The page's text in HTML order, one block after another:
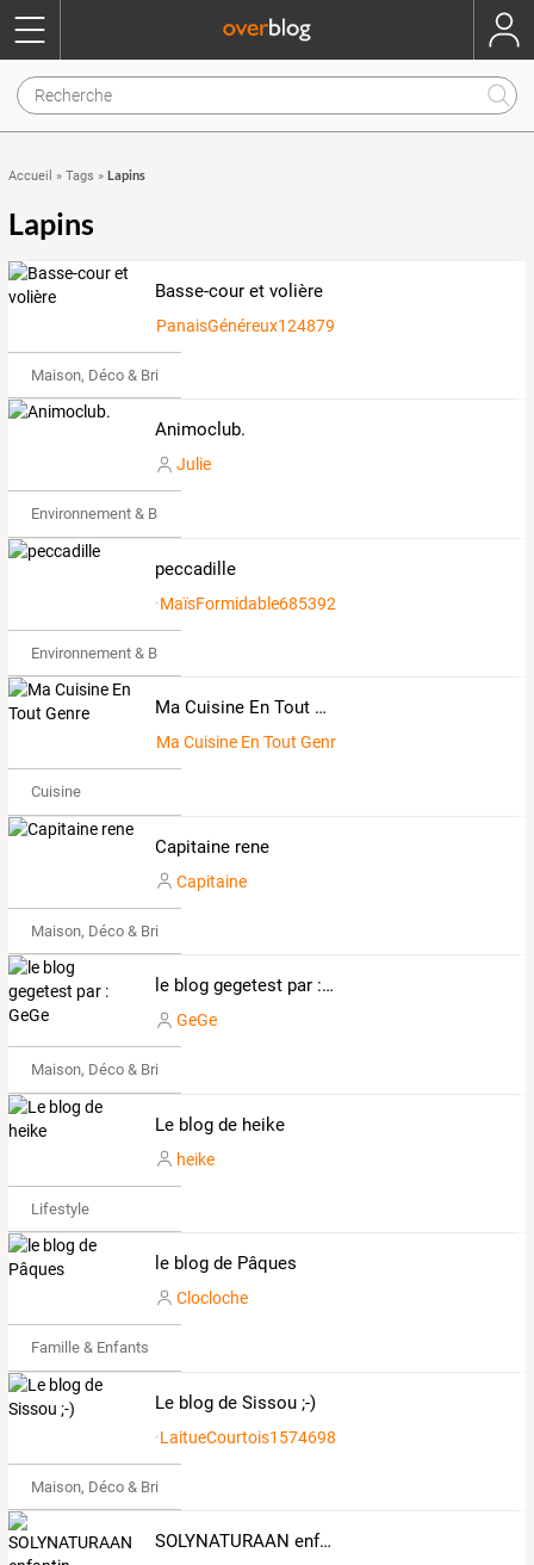
Accueil » Tags » Lapins
Lapins
Basse-cour et volière
PanaisGénéreux1248797
Maison, Déco & Bricolage
Animoclub.
Julie
Environnement & Bio
peccadille
MaïsFormidable685392
Environnement & Bio
Ma Cuisine En Tout Genre
Ma Cuisine En Tout Genre
Cuisine
Capitaine rene
Capitaine
Maison, Déco & Bricolage
le blog gegetest par : GeGe
GeGe
Maison, Déco & Bricolage
Le blog de heike
heike
Lifestyle
le blog de Pâques
Clocloche
Famille & Enfants
Le blog de Sissou ;-)
LaitueCourtois1574698
Maison, Déco & Bricolage
SOLYNATURAAN enfantin